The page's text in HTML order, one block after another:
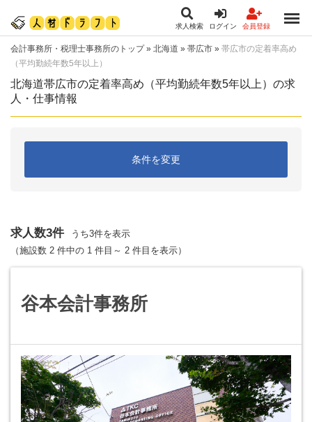
求人検索 ログイン 会員登録
会計事務所・税理士事務所のトップ» 北海道 » 帯広市 » 帯広市の定着率高め
（平均勤続年数5年以上）
北海道帯広市の定着率高め（平均勤続年数5年以上）の求
人・仕事情報
条件を変更
求人数3件
うち3件を表示
（施設数 2 件中の 1 件目～ 2 件目を表示）
谷本会計事務所